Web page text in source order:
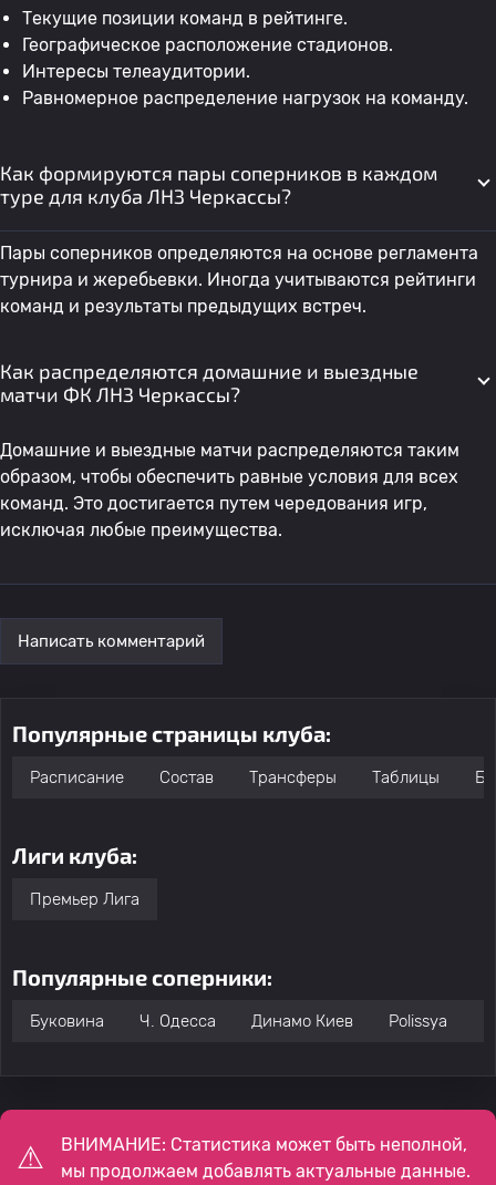
Текущие позиции команд в рейтинге.
Географическое расположение стадионов.
Интересы телеаудитории.
Равномерное распределение нагрузок на команду.
Как формируются пары соперников в каждом
туре для клуба ЛНЗ Черкассы?
Пары соперников определяются на основе регламента
турнира и жеребьевки. Иногда учитываются рейтинги
команд и результаты предыдущих встреч.
Как распределяются домашние и выездные
матчи ФК ЛНЗ Черкассы?
Домашние и выездные матчи распределяются таким
образом, чтобы обеспечить равные условия для всех
команд. Это достигается путем чередования игр,
исключая любые преимущества.
Написать комментарий
Популярные страницы клуба:
Расписание Состав Трансферы Таблицы
Лиги клуба:
Премьер Лига
Популярные соперники:
Буковина Ч. Одесса Динамо Киев Polissya
ВНИМАНИЕ: Статистика может быть неполной,
мы продолжаем добавлять актуальные данные.